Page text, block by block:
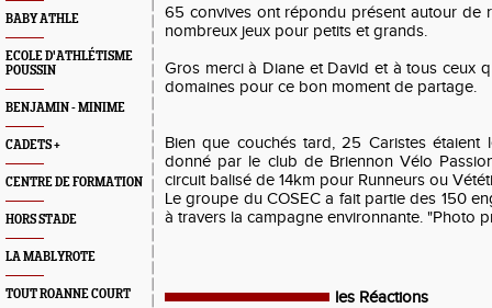
BABY ATHLE
ECOLE D'ATHLÉTISME
POUSSIN
BENJAMIN - MINIME
CADETS +
CENTRE DE FORMATION
HORS STADE
LA MABLYROTE
TOUT ROANNE COURT
65 convives ont répondu présent autour de
nombreux jeux pour petits et grands.
Gros merci à Diane et David et à tous ceux
domaines pour ce bon moment de partage.
Bien que couchés tard, 25 Caristes étaient
donné par le club de Briennon Vélo
circuit balisé de 14km pour Runneurs ou
Le groupe du COSEC a fait partie des 150
à travers la campagne environnante. "Photo
les Réactions